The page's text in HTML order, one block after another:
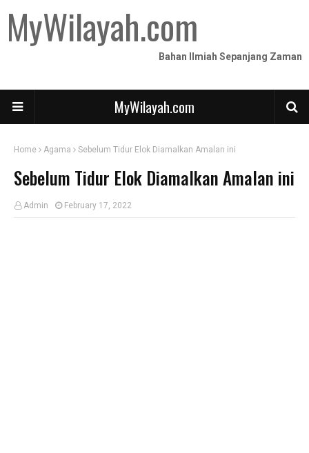
MyWilayah.com
Bahan Ilmiah Sepanjang Zaman
MyWilayah.com
Home Agama Sebelum Tidur Elok Diamalkan Amalan ini
Sebelum Tidur Elok Diamalkan Amalan ini
Admin February 17, 2022